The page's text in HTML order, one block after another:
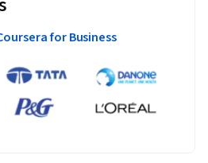
for Business